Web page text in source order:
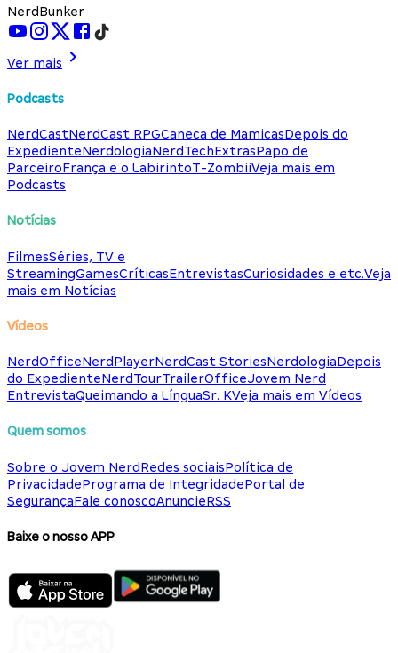
NerdBunker
Ver mais
Podcasts
NerdCastNerdCast RPGCaneca de MamicasDepois do
ExpedienteNerdologiaNerdTechExtrasPapo de
ParceiroFrança e o LabirintoT-ZombiiVeja mais em
Podcasts
Notícias
FilmesSéries, TV e
StreamingGamesCríticasEntrevistasCuriosidades e etc.Veja
mais em Notícias
Vídeos
NerdOfficeNerdPlayerNerdCast StoriesNerdologiaDepois
do ExpedienteNerdTourTrailerOfficeJovem Nerd
EntrevistaQueimando a LínguaSr. KVeja mais em Vídeos
Quem somos
Sobre o Jovem NerdRedes sociaisPolítica de
PrivacidadePrograma de IntegridadePortal de
SegurançaFale conoscoAnuncieRSS
Baixe o nosso APP